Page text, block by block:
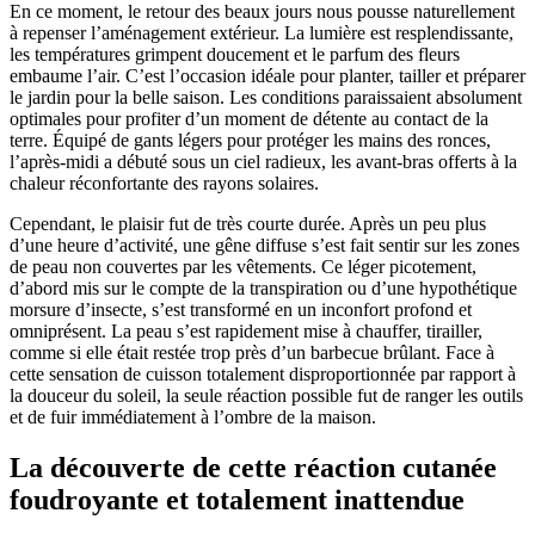
En ce moment, le retour des beaux jours nous pousse naturellement
à repenser l’aménagement extérieur. La lumière est resplendissante,
les températures grimpent doucement et le parfum des fleurs
embaume l’air. C’est l’occasion idéale pour planter, tailler et préparer
le jardin pour la belle saison. Les conditions paraissaient absolument
optimales pour profiter d’un moment de détente au contact de la
terre. Équipé de gants légers pour protéger les mains des ronces,
l’après-midi a débuté sous un ciel radieux, les avant-bras offerts à la
chaleur réconfortante des rayons solaires.
Cependant, le plaisir fut de très courte durée. Après un peu plus
d’une heure d’activité, une gêne diffuse s’est fait sentir sur les zones
de peau non couvertes par les vêtements. Ce léger picotement,
d’abord mis sur le compte de la transpiration ou d’une hypothétique
morsure d’insecte, s’est transformé en un inconfort profond et
omniprésent. La peau s’est rapidement mise à chauffer, tirailler,
comme si elle était restée trop près d’un barbecue brûlant. Face à
cette sensation de cuisson totalement disproportionnée par rapport à
la douceur du soleil, la seule réaction possible fut de ranger les outils
et de fuir immédiatement à l’ombre de la maison.
La découverte de cette réaction cutanée
foudroyante et totalement inattendue